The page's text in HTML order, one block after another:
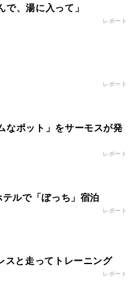
、湯に入って」
レポート
レポート
なポット」をサーモスが発
レポート
ルで「ぼっち」宿泊
レポート
スと走ってトレーニング
レポート